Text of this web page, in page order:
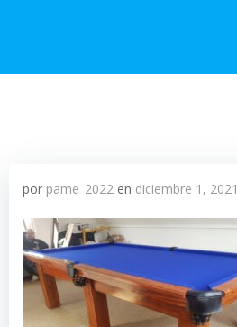
por pame_2022 en diciembre 1, 2021